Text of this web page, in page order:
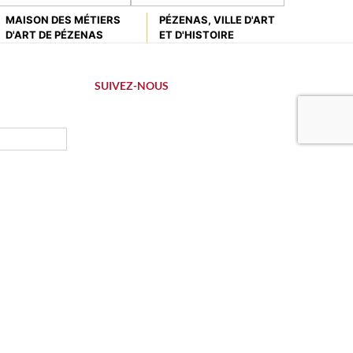
MAISON DES MÉTIERS
D'ART DE PÉZENAS
PÉZENAS, VILLE D'ART
ET D'HISTOIRE
SUIVEZ-NOUS